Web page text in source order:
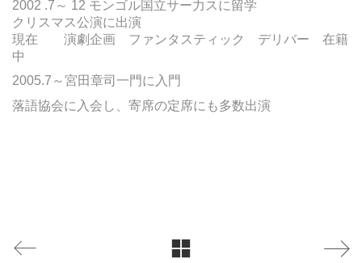
2002 .7～ 12 モンゴル国立サー力スに留学
クリスマス公演に出演
現在 演劇企画 ファンタスティック デリバー 在籍
中
2005.7～宮田章司一門に入門
落語協会に入会し、寄席の定席にも多数出演